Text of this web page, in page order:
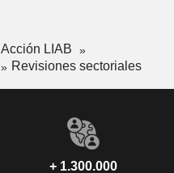
Acción LIAB
Revisiones sectoriales
+ 1.300.000